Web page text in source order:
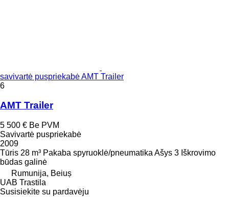
savivartė puspriekabė AMT Trailer
6
AMT Trailer
5 500 € Be PVM
Savivartė puspriekabė
2009
Tūris 28 m³ Pakaba spyruoklė/pneumatika Ašys 3 Iškrovimo
būdas galinė
Rumunija, Beiuș
UAB Trastila
Susisiekite su pardavėju